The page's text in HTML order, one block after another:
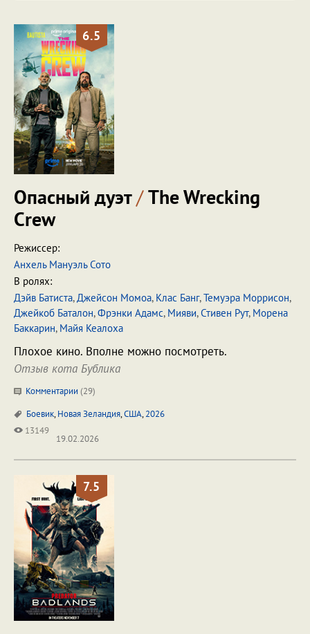
6.5
Опасный дуэт/The Wrecking
Crew
Режиссер:
Анхель Мануэль Сото
В ролях:
Дэйв Батиста,Джейсон Момоа, Клас Банг,Темуэра Моррисон,
Джейкоб Баталон,Фрэнки Адамс, Мияви,Стивен Рут, Морена
Баккарин, Майя Кеалоха
Плохое кино. Вполне можно посмотреть.
Отзыв кота Бублика
Комментарии (29)
Боевик,Новая Зеландия,США,2026
13149
19.02.2026
7.5